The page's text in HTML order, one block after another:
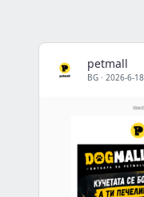
petmall
BG · 2026-6-18